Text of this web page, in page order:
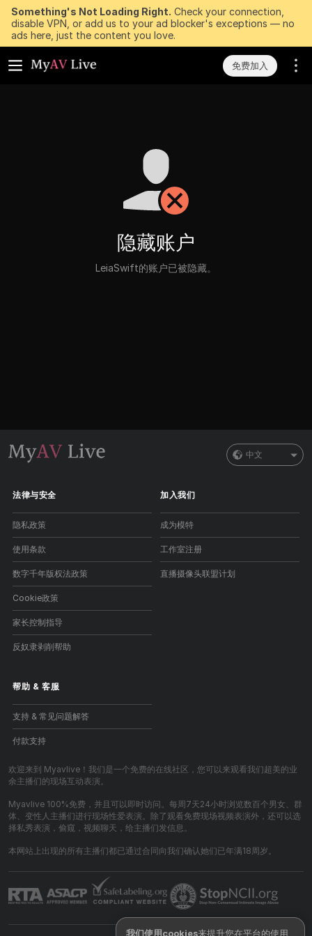
Something's Not Loading Right. Check your connection,
disable VPN, or add us to your ad blocker's exceptions — no
ads here, just the content you love.
免费加入
隐藏账户
LeiaSwift的账户已被隐藏。
中文
法律与安全
隐私政策
使用条款
数字千年版权法政策
Cookie政策
家长控制指导
反奴隶剥削帮助
加入我们
成为模特
工作室注册
直播摄像头联盟计划
帮助 &客服
支持 & 常见问题解答
付款支持
欢迎来到 Myavlive！我们是一个免费的在线社区，您可以来观看我们超美的业
余主播们的现场互动表演。
Myavlive 100%免费，并且可以即时访问。每周7天24小时浏览数百个男女、群
体、变性人主播们进行现场性爱表演。除了观看免费现场视频表演外，还可以选
择私秀表演，偷窥，视频聊天，给主播们发信息。
本网站上出现的所有主播们都已通过合同向我们确认她们已年满18周岁。
我们使用cookies来提升您在平台的使用